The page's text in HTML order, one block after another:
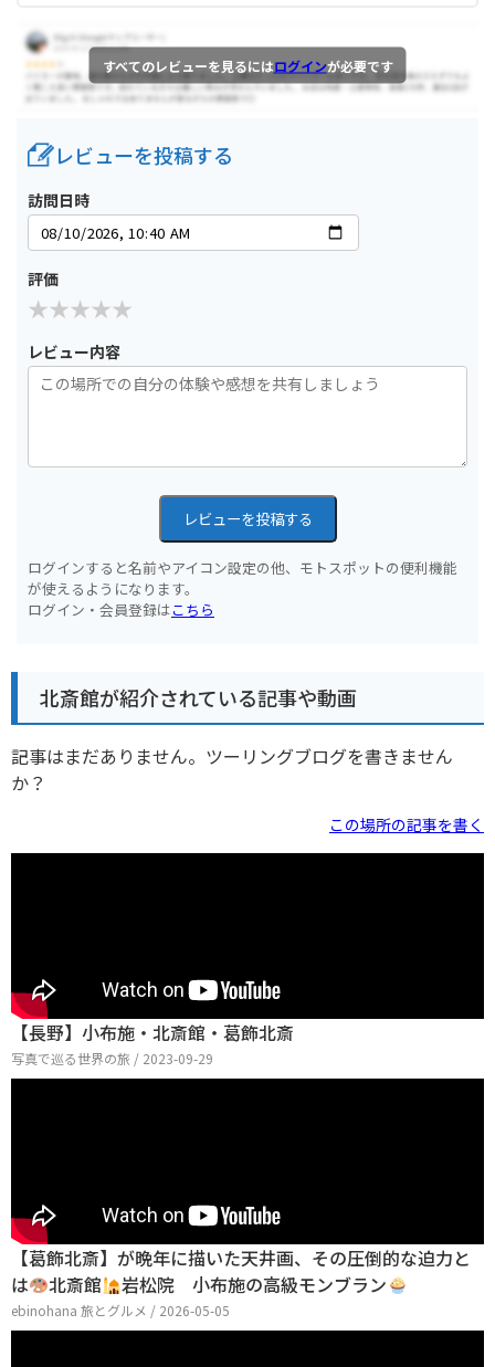
すべてのレビューを見るにはログインが必要です
レビューを投稿する
訪問日時
評価
レビュー内容
レビューを投稿する
ログインすると名前やアイコン設定の他、モトスポットの便利機能
が使えるようになります。
ログイン・会員登録はこちら
北斎館が紹介されている記事や動画
記事はまだありません。ツーリングブログを書きません
か？
この場所の記事を書く
【長野】小布施・北斎館・葛飾北斎
写真で巡る世界の旅 / 2023-09-29
【葛飾北斎】が晩年に描いた天井画、その圧倒的な迫力と
は
北斎館 岩松院 小布施の高級モンブラン
ebinohana 旅とグルメ / 2026-05-05